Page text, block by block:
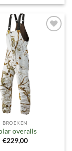
BROEKEN
overalls
€229,00